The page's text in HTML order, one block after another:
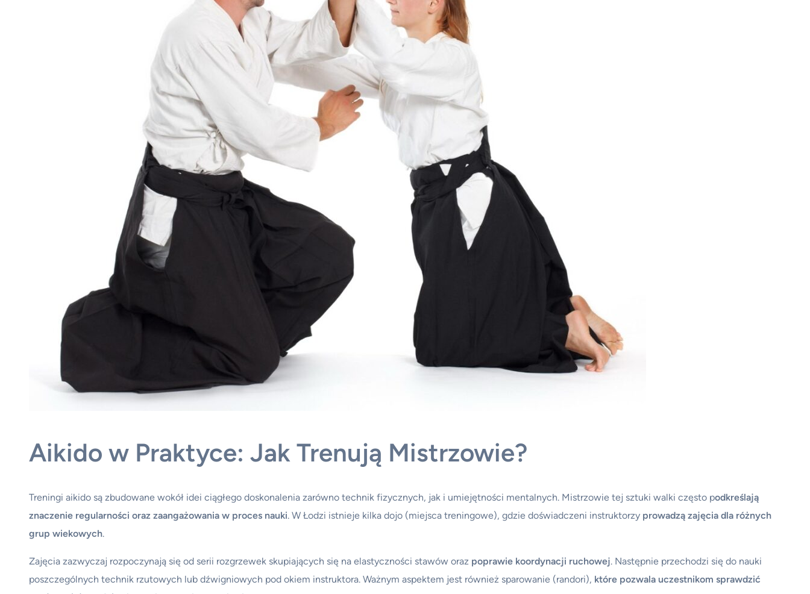
Aikido w Praktyce: Jak Trenują Mistrzowie?
Treningi aikido są zbudowane wokół idei ciągłego doskonalenia zarówno technik fizycznych, jak i umiejętności mentalnych. Mistrzowie tej sztuki walki często podkreślają
znaczenie regularności oraz zaangażowania w proces nauki. W Łodzi istnieje kilka dojo (miejsca treningowe), gdzie doświadczeni instruktorzy prowadzą zajęcia dla różnych
grup wiekowych.
Zajęcia zazwyczaj rozpoczynają się od serii rozgrzewek skupiających się na elastyczności stawów oraz poprawie koordynacji ruchowej. Następnie przechodzi się do nauki
poszczególnych technik rzutowych lub dźwigniowych pod okiem instruktora. Ważnym aspektem jest również sparowanie (randori), które pozwala uczestnikom sprawdzić